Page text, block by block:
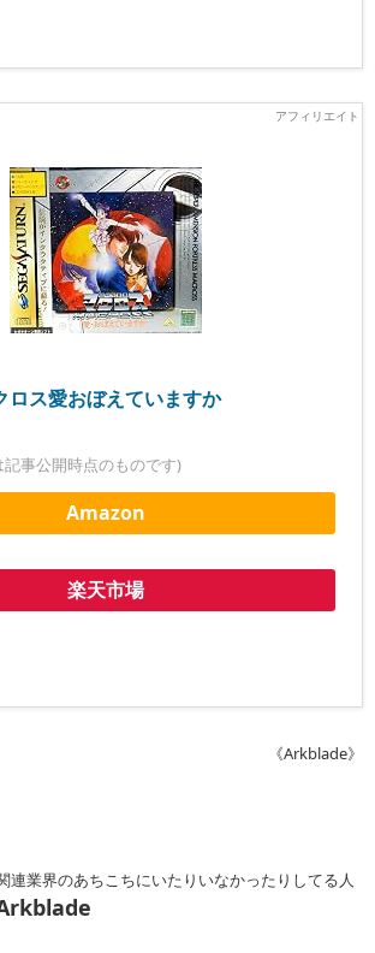
ロス愛おぼえていますか
事公開時点のものです)
Amazon
楽天市場
《Arkblade》
連業界のあちこちにいたりいなかったりしてる人